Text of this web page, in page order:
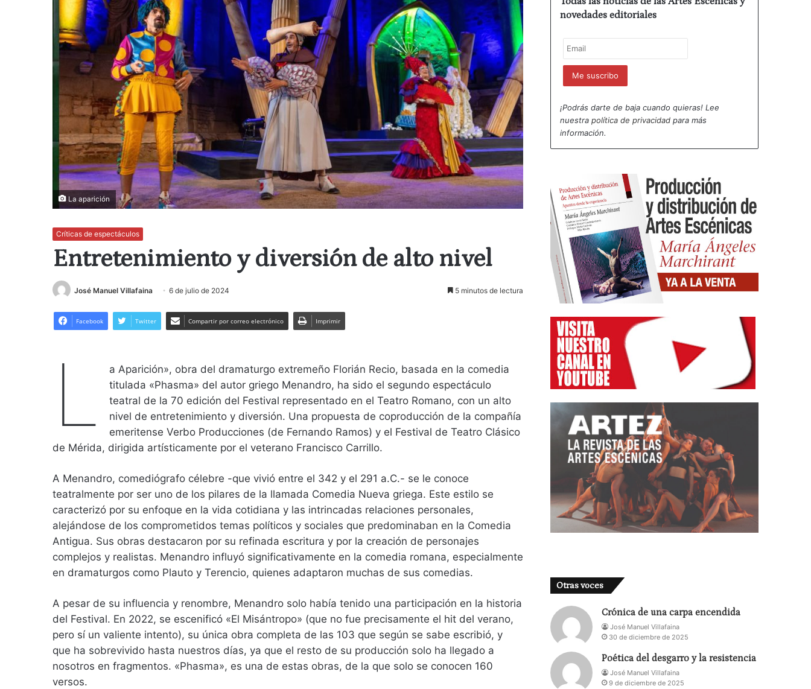
La aparición
Críticas de espectáculos
Entretenimiento y diversión de alto nivel
José Manuel Villafaina 6 de julio de 2024 5 minutos de lectura
Facebook Twitter Compartir por correo electrónico Imprimir
L
a Aparición», obra del dramaturgo extremeño Florián Recio, basada en la comedia
titulada «Phasma» del autor griego Menandro, ha sido el segundo espectáculo
teatral de la 70 edición del Festival representado en el Teatro Romano, con un alto
nivel de entretenimiento y diversión. Una propuesta de coproducción de la compañía
emeritense Verbo Producciones (de Fernando Ramos) y el Festival de Teatro Clásico
de Mérida, dirigida artísticamente por el veterano Francisco Carrillo.
A Menandro, comediógrafo célebre -que vivió entre el 342 y el 291 a.C.- se le conoce
teatralmente por ser uno de los pilares de la llamada Comedia Nueva griega. Este estilo se
caracterizó por su enfoque en la vida cotidiana y las intrincadas relaciones personales,
alejándose de los comprometidos temas políticos y sociales que predominaban en la Comedia
Antigua. Sus obras destacaron por su refinada escritura y por la creación de personajes
complejos y realistas. Menandro influyó significativamente en la comedia romana, especialmente
en dramaturgos como Plauto y Terencio, quienes adaptaron muchas de sus comedias.
A pesar de su influencia y renombre, Menandro solo había tenido una participación en la historia
del Festival. En 2022, se escenificó «El Misántropo» (que no fue precisamente el hit del verano,
pero sí un valiente intento), su única obra completa de las 103 que según se sabe escribió, y
que ha sobrevivido hasta nuestros días, ya que el resto de su producción solo ha llegado a
nosotros en fragmentos. «Phasma», es una de estas obras, de la que solo se conocen 160
versos.
novedades editoriales
¡Podrás darte de baja cuando quieras! Lee
nuestrapolítica de privacidad para más
información.
Otras voces
Crónica de una carpa encendida
José Manuel Villafaina
30 de diciembre de 2025
Poética del desgarro y la resistencia
José Manuel Villafaina
9 de diciembre de 2025